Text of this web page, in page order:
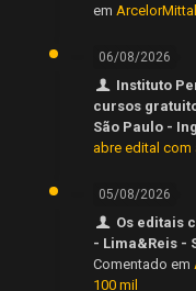
em
06/08/2026
Instituto
cursos
São Paulo -
abre edital com
05/08/2026
Os editais
- Lima&Reis -
Comentado em
100 mil